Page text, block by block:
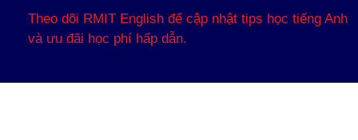
Theo dõi RMIT English để cập nhật tips học tiếng Anh
và ưu đãi học phí hấp dẫn.